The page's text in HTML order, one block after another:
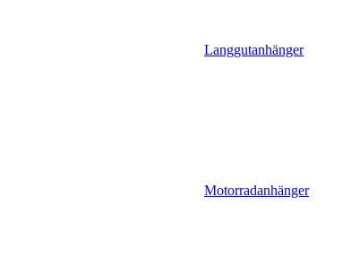
Langgutanhänger
Motorradanhänger